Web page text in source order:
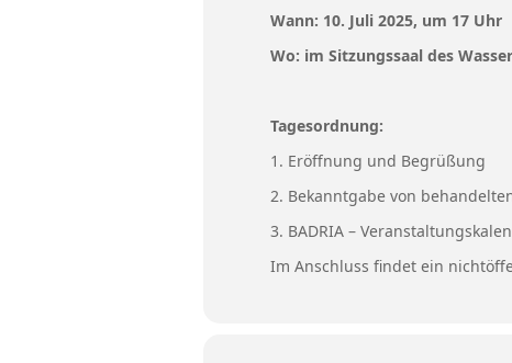
Wann: 10. Juli 2025, um 17 Uhr
Wo: im Sitzungssaal des
Tagesordnung:
1. Eröffnung und Begrüßung
2. Bekanntgabe von
3. BADRIA –
Im Anschluss findet ein